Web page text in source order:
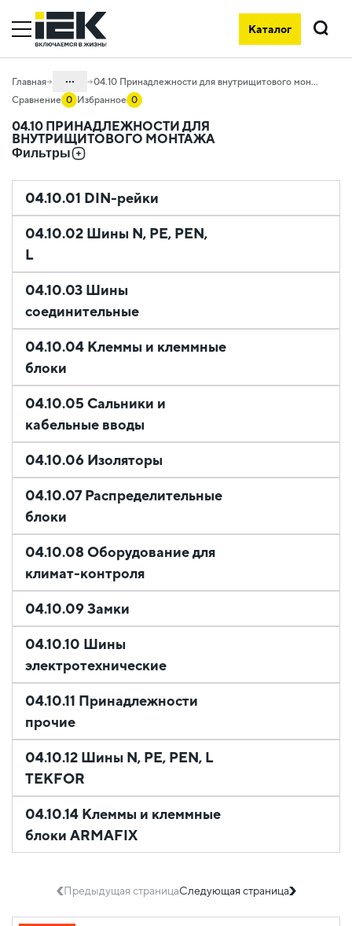
Каталог
Поиск
Главная ...
Каталог
04. Щитовое оборудование
04.10 Принадлежности для внутрищитового монтажа
Сравнение 0 Избранное 0
04.10 ПРИНАДЛЕЖНОСТИ ДЛЯ
ВНУТРИЩИТОВОГО МОНТАЖА
Фильтры
04.10.01 DIN-рейки
04.10.02 Шины N, PE, PEN,
L
04.10.03 Шины
соединительные
04.10.04 Клеммы и клеммные
блоки
04.10.05 Сальники и
кабельные вводы
04.10.06 Изоляторы
04.10.07 Распределительные
блоки
04.10.08 Оборудование для
климат-контроля
04.10.09 Замки
04.10.10 Шины
электротехнические
04.10.11 Принадлежности
прочие
04.10.12 Шины N, PE, PEN, L
TEKFOR
04.10.14 Клеммы и клеммные
блоки ARMAFIX
Предыдущая страницаСледующая страница